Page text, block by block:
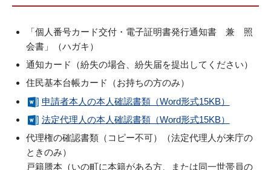
「個人番号カード交付・電子証明書発行通知書 兼 照
会書」（ハガキ）
通知カード（紛失の場合、紛失届を提出してください）
住民基本台帳カード（お持ちの方のみ）
申請者本人の本人確認書類（Word形式15KB）
法定代理人の本人確認書類（Word形式15KB）
代理権の確認書類（コピー不可）（法定代理人が来庁の
ときのみ）
戸籍謄本（いの町に本籍がある方、または同一世帯員の